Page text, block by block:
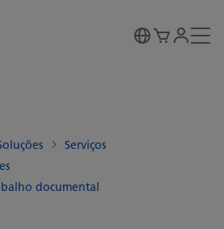
Serviços
documental